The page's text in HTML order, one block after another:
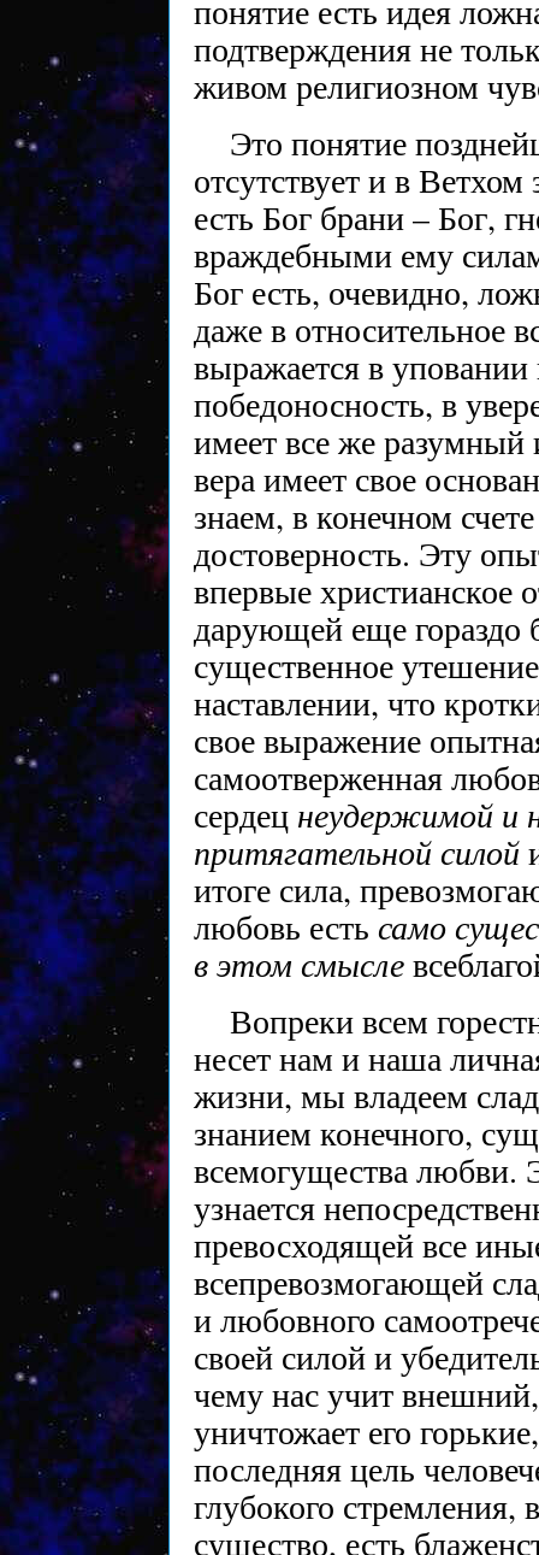
понятие есть идея
подтверждения не
живом религиозном
Это понятие
отсутствует и в
есть Бог брани – Бог,
враждебными ему
Бог есть, очевидно,
даже в относительное
выражается в
победоносность, в
имеет все же разумный
вера имеет свое
знаем, в конечном
достоверность. Эту
впервые христианское
дарующей еще гораздо
существенное
наставлении, что
свое выражение
самоотверженная
сердец неудержимой и
притягательной силой
итоге сила,
любовь есть само
в этом смысле
Вопреки всем
несет нам и наша
жизни, мы владеем
знанием конечного,
всемогущества любви.
узнается
превосходящей все
всепревозмогающей
и любовного
своей силой и
чему нас учит
уничтожает его
последняя цель
глубокого
существо, есть